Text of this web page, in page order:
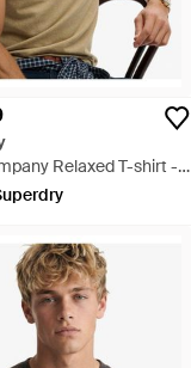
Relaxed T-shirt -